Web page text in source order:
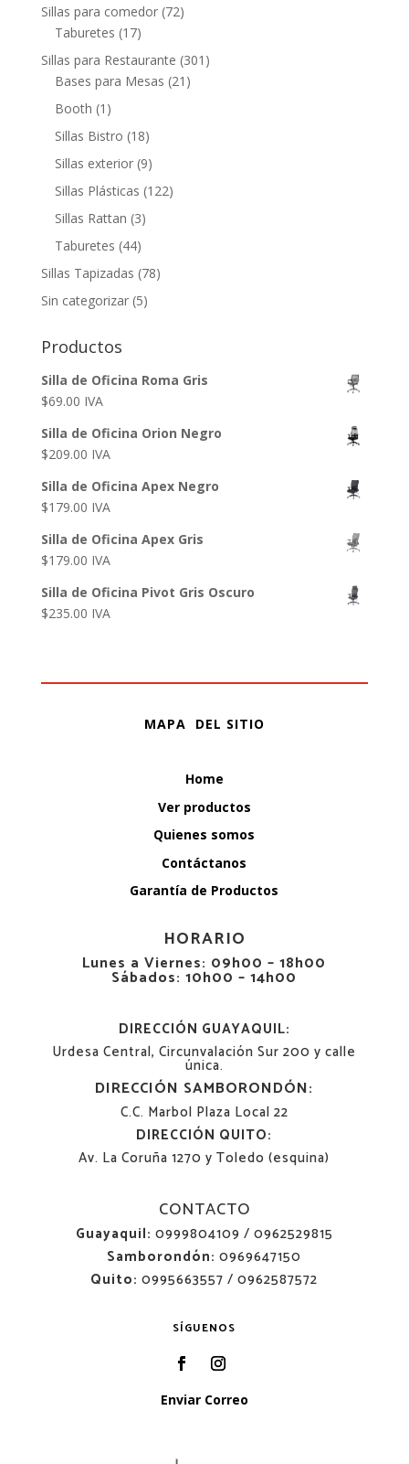
Sillas para comedor (72)
Taburetes (17)
Sillas para Restaurante (301)
Bases para Mesas (21)
Booth (1)
Sillas Bistro (18)
Sillas exterior (9)
Sillas Plásticas (122)
Sillas Rattan (3)
Taburetes (44)
Sillas Tapizadas (78)
Sin categorizar (5)
Productos
Silla de Oficina Roma Gris
$69.00 IVA
Silla de Oficina Orion Negro
$209.00 IVA
Silla de Oficina Apex Negro
$179.00 IVA
Silla de Oficina Apex Gris
$179.00 IVA
Silla de Oficina Pivot Gris Oscuro
$235.00 IVA
MAPA DEL SITIO
Home
Ver productos
Quienes somos
Contáctanos
Garantía de Productos
HORARIO
Lunes a Viernes: 09h00 – 18h00
Sábados: 10h00 – 14h00
DIRECCIÓN GUAYAQUIL:
Urdesa Central, Circunvalación Sur 200 y calle
única.
DIRECCIÓN SAMBORONDÓN:
C.C. Marbol Plaza Local 22
DIRECCIÓN QUITO:
Av. La Coruña 1270 y Toledo (esquina)
CONTACTO
Guayaquil: 0999804109 / 0962529815
Samborondón: 0969647150
Quito: 0995663557 / 0962587572
SÍGUENOS
Enviar Correo